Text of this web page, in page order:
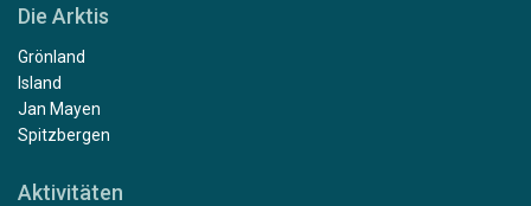
Die Arktis
Grönland
Island
Jan Mayen
Spitzbergen
Aktivitäten